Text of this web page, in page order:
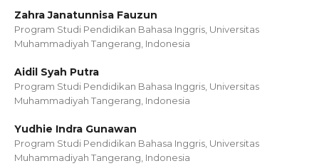
Zahra Janatunnisa Fauzun
Program Studi Pendidikan Bahasa Inggris, Universitas
Muhammadiyah Tangerang, Indonesia
Aidil Syah Putra
Program Studi Pendidikan Bahasa Inggris, Universitas
Muhammadiyah Tangerang, Indonesia
Yudhie Indra Gunawan
Program Studi Pendidikan Bahasa Inggris, Universitas
Muhammadiyah Tangerang, Indonesia